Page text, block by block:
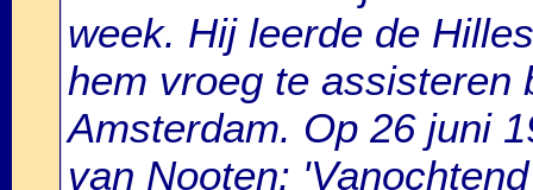
week. Hij leerde de
hem vroeg te assisteren
Amsterdam. Op 26 juni
van Nooten: